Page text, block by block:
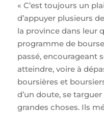
« C’est toujours un
d’appuyer plusieurs
la province dans leur
programme de
passé, encourageant
atteindre, voire à
boursières et
d’un doute, se
grandes choses. Ils